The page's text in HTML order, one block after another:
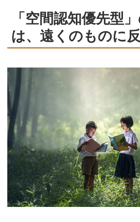
「空間認知優先型
は、遠くのものに